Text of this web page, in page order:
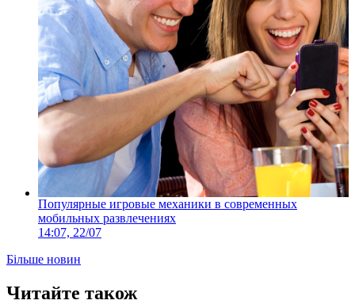
Популярные игровые механики в современных
мобильных развлечениях
14:07, 22/07
Більше новин
Читайте також